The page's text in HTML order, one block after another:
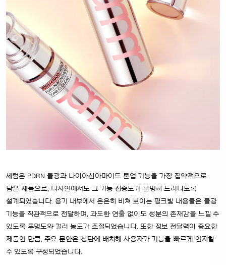
세럼은 PDRN 물광과 나이아신아마이드 톤업 기능을 가장 집약적으로
담은 제품으로, 디자인에서도 그 기능 집중도가 분명히 드러나도록
설계되었습니다. 용기 내부에서 은은히 비쳐 보이는 핑크빛 내용물은 물광
기능을 직관적으로 전달하며, 과도한 연출 없이도 성분의 존재감을 느낄 수
있도록 투명도와 컬러 농도가 조절되었습니다. 또한 정보 전달력이 중요한
제품인 만큼, 주요 문안은 상단에 배치해 사용자가 기능을 빠르게 인지할
수 있도록 구성되었습니다.